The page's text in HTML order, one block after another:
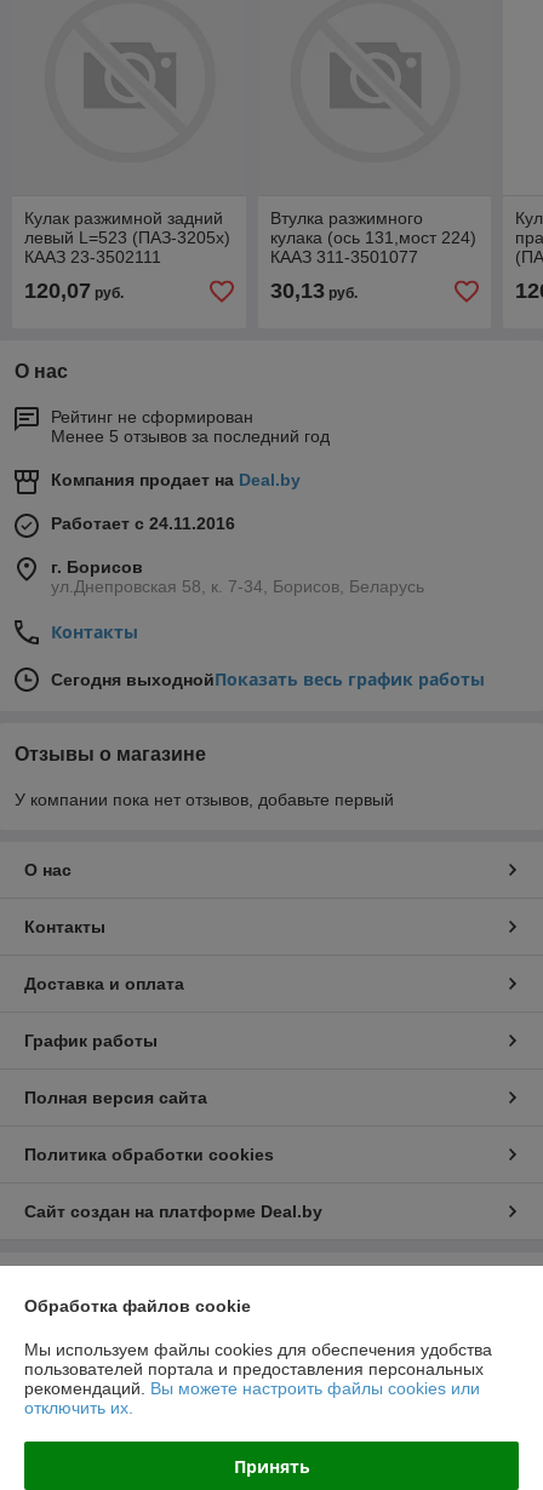
Кулак разжимной задний
левый L=523 (ПАЗ-3205х)
КААЗ 23-3502111
120,07 руб.
Втулка разжимного
кулака (ось 131,мост 224)
КААЗ 311-3501077
30,13руб.
О нас
Рейтинг не сформирован
Менее 5 отзывов за последний год
Компания продает на Deal.by
Работает с 24.11.2016
г. Борисов
ул.Днепровская 58, к. 7-34, Борисов, Беларусь
Контакты
Сегодня выходнойПоказать весь график работы
Отзывы о магазине
У компании пока нет отзывов, добавьте первый
О нас
Контакты
Доставка и оплата
График работы
Полная версия сайта
Политика обработки cookies
Сайт создан на платформе Deal.by
222519, Беларусь, Минская обл., г.Борисов, ул.Днепровская д.58 к.7-34
Регистрационный номер ЕГР: 691923499
Регистрационный орган: Борисовский РИК
Обработка файлов cookie
Мы используем файлы cookies для обеспечения удобства
пользователей портала и предоставления персональных
рекомендаций. Вы можете настроить файлы cookies или
отключить их.
Принять